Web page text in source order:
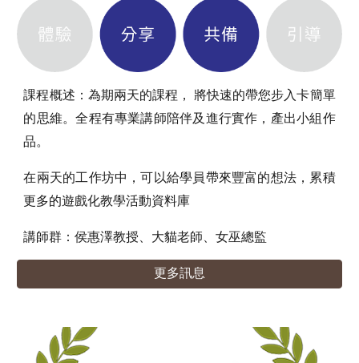
課程概述：為期兩天的課程， 將快速的帶您步入卡簡單
的思維。全程有專業講師陪伴及進行實作，產出小組作
品。
在兩天的工作坊中，可以給學員帶來豐富的想法，累積
更多的遊戲化教學活動資料庫
講師群：侯惠澤教授、大貓老師、女巫總監
更多訊息